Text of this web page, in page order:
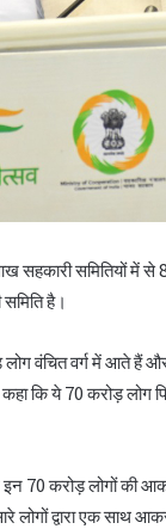
सहकारी समितियों
है।
वंचित वर्ग में आते हैं
कि ये 70 करोड़ लोग
इन 70 करोड़ लोगों की
लोगों द्वारा एक साथ